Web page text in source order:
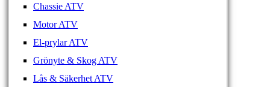
Chassie ATV
Motor ATV
El-prylar ATV
Grönyte & Skog ATV
Lås & Säkerhet ATV